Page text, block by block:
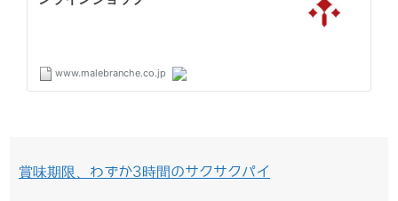
賞味期限、わずか3時間のサクサクパイ